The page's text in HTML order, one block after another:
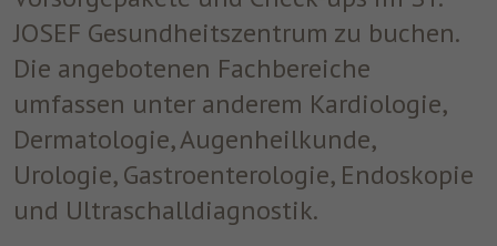
JOSEF Gesundheitszentrum zu buchen.
Die angebotenen Fachbereiche
umfassen unter anderem Kardiologie,
Dermatologie, Augenheilkunde,
Urologie, Gastroenterologie, Endoskopie
und Ultraschalldiagnostik.
Plattform, die von Facebook-Werbung
unterstützt wird, Werbung anzuzeigen.
Name fr
Anbieter Facebook
Laufzeit 3 Monate